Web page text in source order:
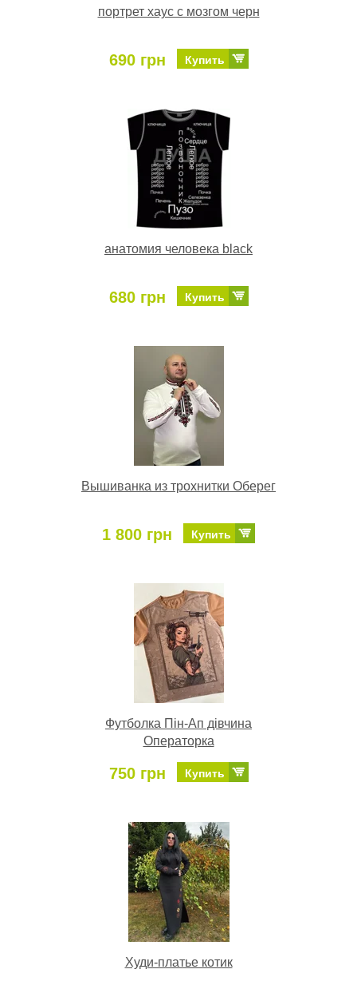
портрет хаус с мозгом черн
690 грн Купить
анатомия человека black
680 грн Купить
Вышиванка из трохнитки Оберег
1 800 грн Купить
Футболка Пін-Ап дівчина
Операторка
750 грн Купить
Худи-платье котик